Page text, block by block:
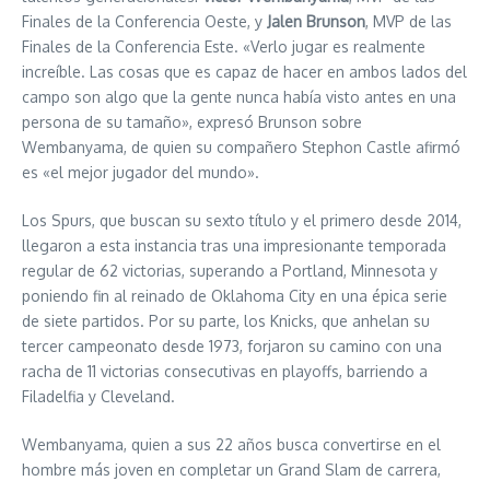
Finales de la Conferencia Oeste, y Jalen Brunson, MVP de las
Finales de la Conferencia Este. «Verlo jugar es realmente
increíble. Las cosas que es capaz de hacer en ambos lados del
campo son algo que la gente nunca había visto antes en una
persona de su tamaño», expresó Brunson sobre
Wembanyama, de quien su compañero Stephon Castle afirmó
es «el mejor jugador del mundo».
Los Spurs, que buscan su sexto título y el primero desde 2014,
llegaron a esta instancia tras una impresionante temporada
regular de 62 victorias, superando a Portland, Minnesota y
poniendo fin al reinado de Oklahoma City en una épica serie
de siete partidos. Por su parte, los Knicks, que anhelan su
tercer campeonato desde 1973, forjaron su camino con una
racha de 11 victorias consecutivas en playoffs, barriendo a
Filadelfia y Cleveland.
Wembanyama, quien a sus 22 años busca convertirse en el
hombre más joven en completar un Grand Slam de carrera,